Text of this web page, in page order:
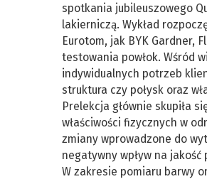
spotkania jubileuszowego
lakierniczą. Wykład
Eurotom, jak BYK Gardner,
testowania powłok. Wśród
indywidualnych potrzeb
struktura czy połysk oraz
Prelekcja głównie skupiła
właściwości fizycznych w
zmiany wprowadzone do
negatywny wpływ na jakość
W zakresie pomiaru barwy